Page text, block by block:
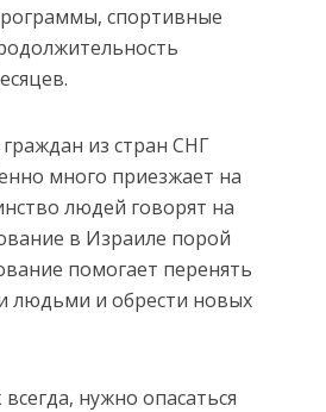
спортивные
из стран СНГ
много приезжает на
людей говорят на
в Израиле порой
помогает перенять
людьми и обрести новых
нужно опасаться